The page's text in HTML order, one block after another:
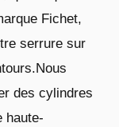
Fichet,
serrure sur
des cylindres
haute-